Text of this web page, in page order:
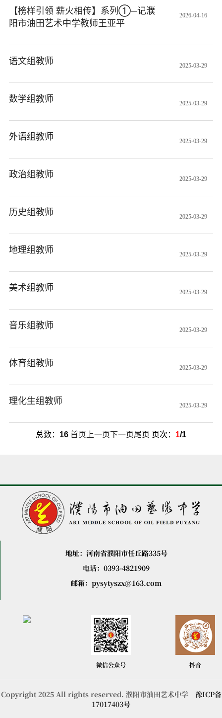
【榜样引领 薪火相传】系列①─记濮
阳市油田艺术中学教师王亚平
2026-04-16
语文组教师 2025-03-29
数学组教师 2025-03-29
外语组教师 2025-03-29
政治组教师 2025-03-29
历史组教师 2025-03-29
地理组教师 2025-03-29
美术组教师 2025-03-29
音乐组教师 2025-03-29
体育组教师 2025-03-29
理化生组教师 2025-03-29
总数： 16 首页 上一页下一页尾页 页次： 1/1
地址：河南省濮阳市任丘路335号
电话：0393-4821909
邮箱：pysytyszx@163.com
微信公众号 抖音
Copyright 2025 All rights reserved. 濮阳市油田艺术中学 豫ICP备
17017403号